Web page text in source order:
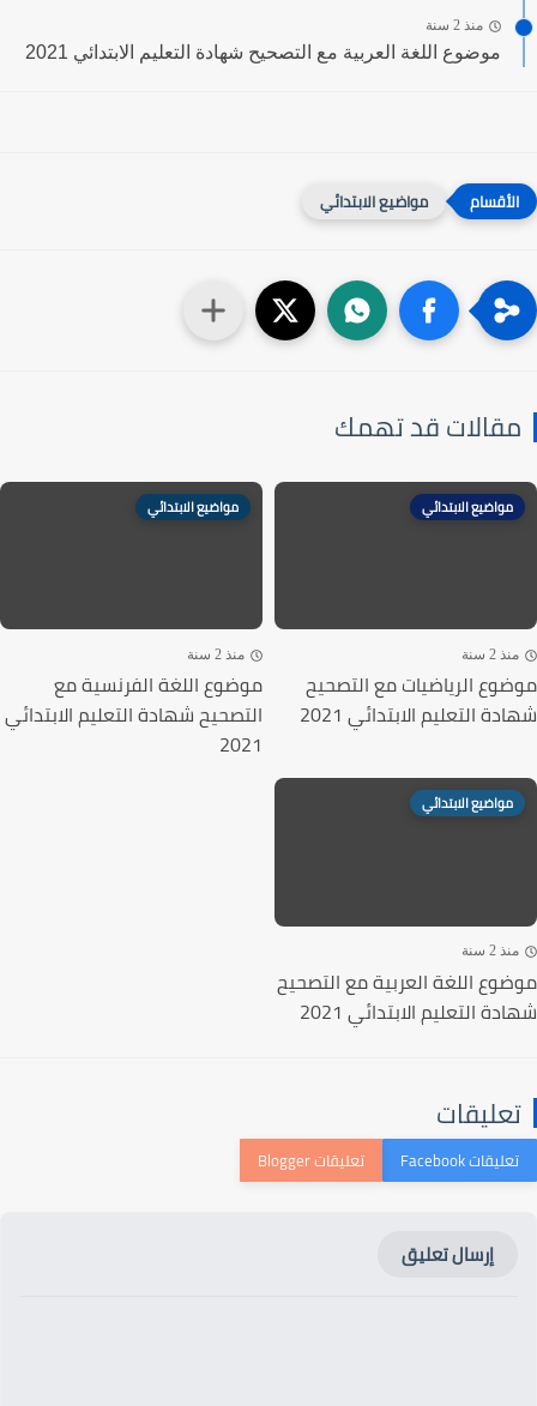
منذ 2 سنة
موضوع اللغة العربية مع التصحيح شهادة التعليم الابتدائي 2021
مواضيع الابتدائي
قد تهمك
مواضيع الابتدائي
2 سنة
الرياضيات مع التصحيح
التعليم الابتدائي 2021
مواضيع الابتدائي
منذ 2 سنة
موضوع اللغة الفرنسية مع
التصحيح شهادة التعليم الابتدائي
2021
مواضيع الابتدائي
2 سنة
اللغة العربية مع التصحيح
التعليم الابتدائي 2021
إرسال تعليق